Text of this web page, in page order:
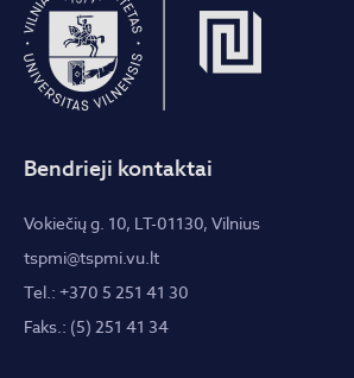
Bendrieji kontaktai
Vokiečių g. 10, LT-01130, Vilnius
tspmi@tspmi.vu.lt
Tel.: +370 5 251 41 30
Faks.: (5) 251 41 34